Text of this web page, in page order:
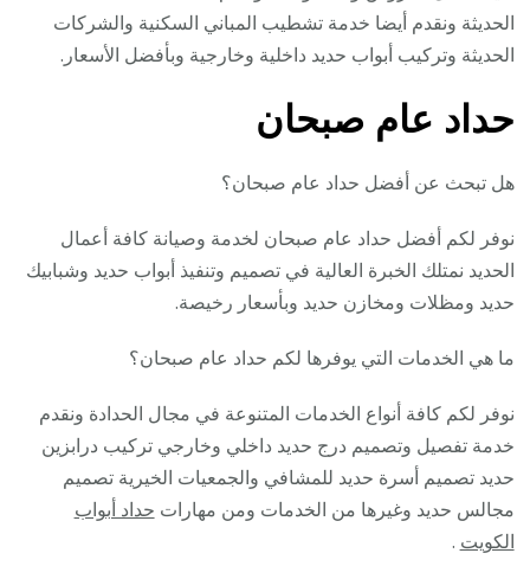
الحديثة ونقدم أيضا خدمة تشطيب المباني السكنية والشركات
الحديثة وتركيب أبواب حديد داخلية وخارجية وبأفضل الأسعار.
حداد عام صبحان
هل تبحث عن أفضل حداد عام صبحان؟
نوفر لكم أفضل حداد عام صبحان لخدمة وصيانة كافة أعمال
الحديد نمتلك الخبرة العالية في تصميم وتنفيذ أبواب حديد وشبابيك
حديد ومظلات ومخازن حديد وبأسعار رخيصة.
ما هي الخدمات التي يوفرها لكم حداد عام صبحان؟
نوفر لكم كافة أنواع الخدمات المتنوعة في مجال الحدادة ونقدم
خدمة تفصيل وتصميم درج حديد داخلي وخارجي تركيب درابزين
حديد تصميم أسرة حديد للمشافي والجمعيات الخيرية تصميم
مجالس حديد وغيرها من الخدمات ومن مهارات حداد أبواب
الكويت .